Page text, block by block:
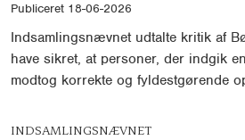
Publiceret 18-06-2026
Indsamlingsnævnet udtalte kritik af
have sikret, at personer, der indgik
modtog korrekte og fyldestgørende
INDSAMLINGSNÆVNET